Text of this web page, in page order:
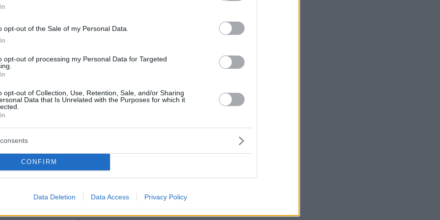
opt-out of the Sale of my Personal Data.
opt-out of processing my Personal Data for Targeted
opt-out of Collection, Use, Retention, Sale, and/or Sharing
Data that Is Unrelated with the Purposes for which it
CONFIRM
Data Deletion Data Access Privacy Policy
στη σκηνή του Ηρωδείου
Φραγκούλης ερμηνεύει τις
επιτυχίες του Μίκη
στο Ηρώδειο
τα τραγούδια του που έδωσαν φωνή στους
ποιητές του εικοστού αιώνα και τραγουδήθηκαν σε
γλώσσες
και να ξαναβρεί τον
δήλωσε ο Φραγκούλης για